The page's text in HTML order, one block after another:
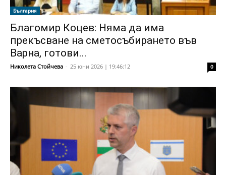
България
Благомир Коцев: Няма да има
прекъсване на сметосъбирането във
Варна, готови...
Николета Стойчева - 25 юни 2026 | 19:46:12 0